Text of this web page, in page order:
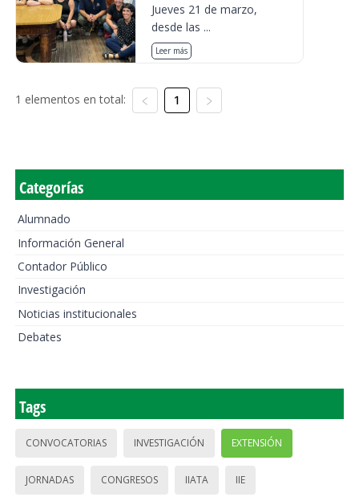
Jueves 21 de marzo,
desde las ...
Leer más
1 elementos en total: 1
Categorías
Alumnado
Información General
Contador Público
Investigación
Noticias institucionales
Debates
Tags
CONVOCATORIAS INVESTIGACIÓN EXTENSIÓN
JORNADAS CONGRESOS IIATA IIE